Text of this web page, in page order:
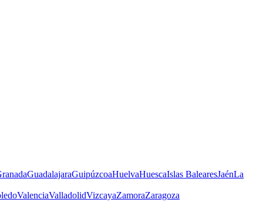
GuadalajaraGuipúzcoaHuelvaHuescaIslas BalearesJaénLa
ValenciaValladolidVizcayaZamoraZaragoza